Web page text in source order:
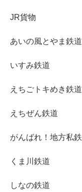
JR貨物
あいの風とやま鉄道
いすみ鉄道
えちごトキめき鉄道
えちぜん鉄道
がんばれ！地方私鉄
くま川鉄道
しなの鉄道